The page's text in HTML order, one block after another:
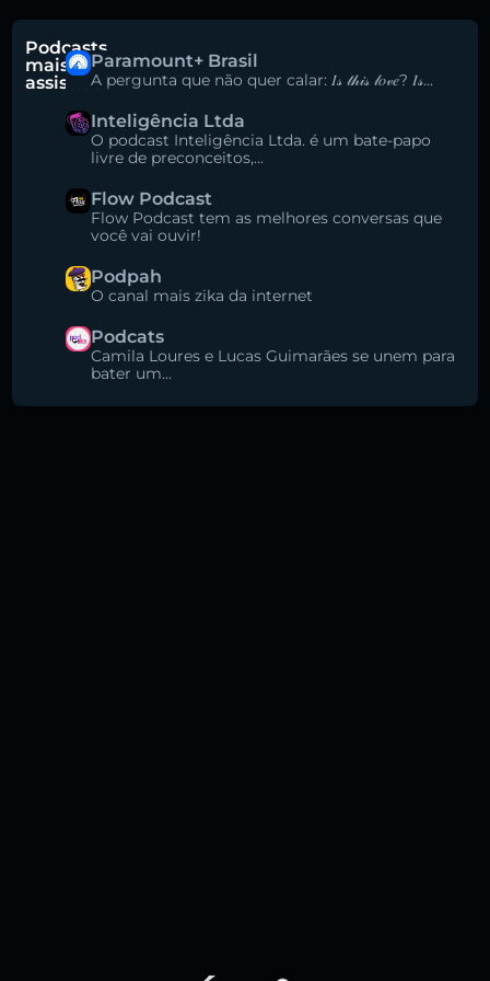
Podcasts
mais
assistidos
Paramount+ Brasil
A pergunta que não quer calar: 𝐼𝓈 𝓉𝒽𝒾𝓈 𝓁𝑜𝓋𝑒? 𝐼𝓈...
Inteligência Ltda
O podcast Inteligência Ltda. é um bate-papo
livre de preconceitos,...
Flow Podcast
Flow Podcast tem as melhores conversas que
você vai ouvir!
Podpah
O canal mais zika da internet
Podcats
Camila Loures e Lucas Guimarães se unem para
bater um...